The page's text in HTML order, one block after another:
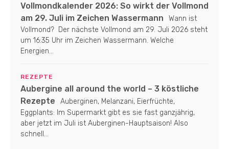
Vollmondkalender 2026: So wirkt der Vollmond
am 29. Juli im Zeichen Wassermann
Wann ist
Vollmond? Der nächste Vollmond am 29. Juli 2026 steht
um 16:35 Uhr im Zeichen Wassermann. Welche
Energien...
REZEPTE
Aubergine all around the world – 3 köstliche
Rezepte
Auberginen, Melanzani, Eierfrüchte,
Eggplants: Im Supermarkt gibt es sie fast ganzjährig,
aber jetzt im Juli ist Auberginen-Hauptsaison! Also
schnell...